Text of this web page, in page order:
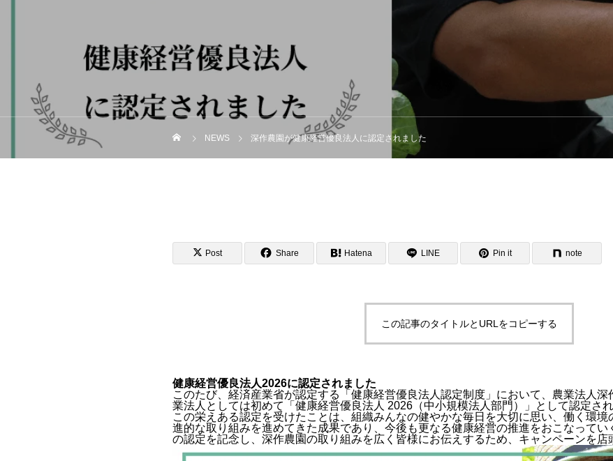
NEWS 深作農園が健康経営優良法人に認定されました
Post Share Hatena LINE Pin it note
この記事のタイトルとURLをコピーする
健康経営優良法人2026に認定されました
このたび、経済産業省が認定する「健康経営優良法人認定制度」において、農業法人
業法人としては初めて「健康経営優良法人 2026（中小規模法人部門）」として認定され
この栄えある認定を受けたことは、組織みんなの健やかな毎日を大切に思い、働く環
進的な取り組みを進めてきた成果であり、今後も更なる健康経営の推進をおこなってい
の認定を記念し、深作農園の取り組みを広く皆様にお伝えするため、キャンペーンを店